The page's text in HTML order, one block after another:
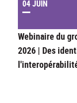
04 JUIN
Webinaire du
2026 | Des